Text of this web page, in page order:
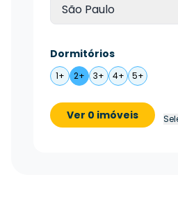
São Paulo
Dormitórios
1+ 2+ 3+ 4+ 5+
Ver 0 imóveis